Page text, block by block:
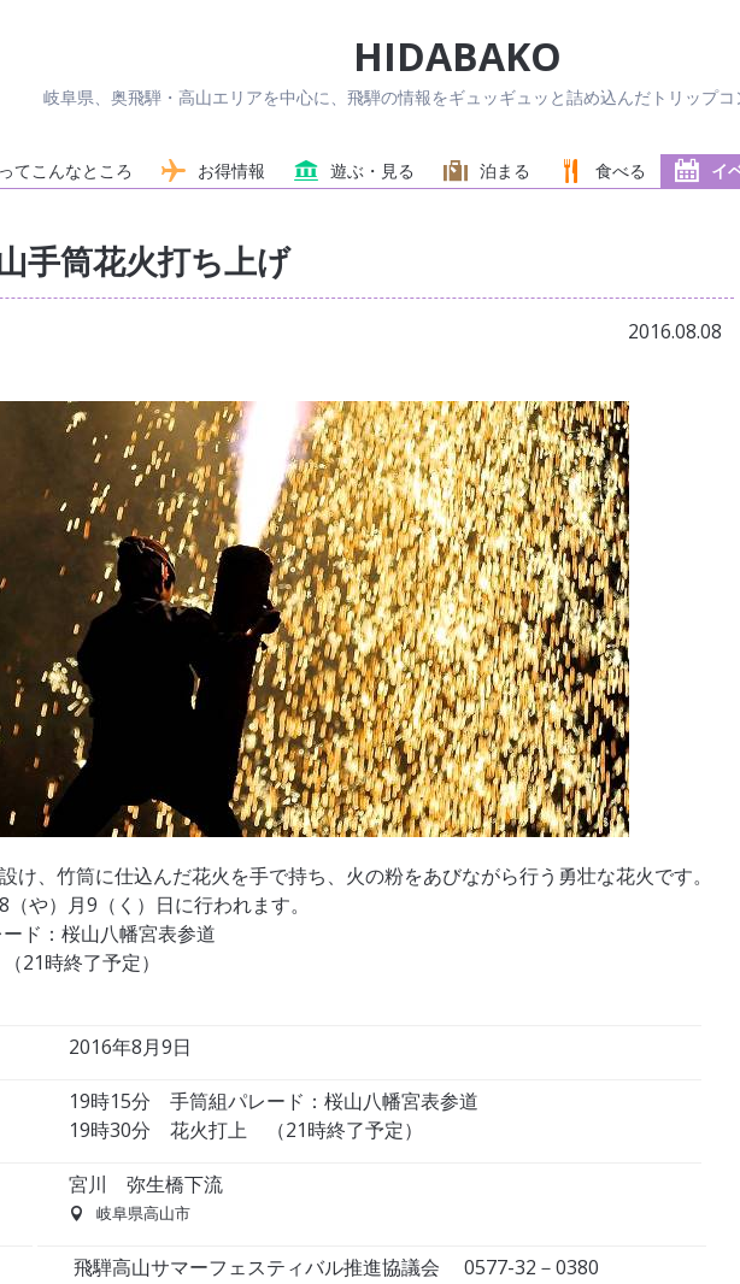
HIDABAKO
岐阜県、奥飛騨・高山エリアを中心に、飛騨の情報をギュッギュッと詰め込んだトリップ
てこんなところ お得情報 遊ぶ・見る 泊まる 食べる イ
手筒花火打ち上げ
2016.08.08
け、竹筒に仕込んだ花火を手で持ち、火の粉をあびながら行う勇壮な花火です。
や）月9（く）日に行われます。
ド：桜山八幡宮表参道
時終了予定）
2016年8月9日
19時15分 手筒組パレード：桜山八幡宮表参道
19時30分 花火打上 （21時終了予定）
宮川 弥生橋下流
岐阜県高山市
飛騨高山サマーフェスティバル推進協議会 0577-32－0380